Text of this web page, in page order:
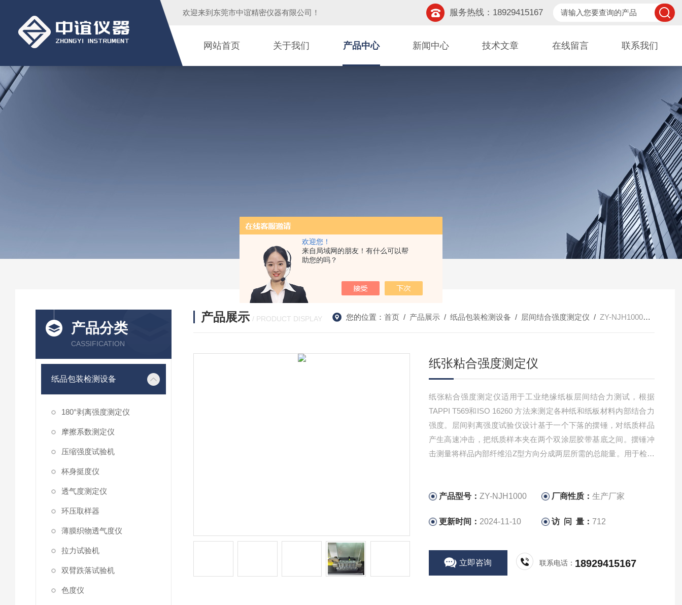
欢迎您！
来自局域网的朋友！有什么可以帮
助您的吗？
欢迎来到 东莞市中谊精密仪器有限公司 ！ 服务热线：18929415167
网站首页 关于我们 产品中心 新闻中心 技术文章 在线留言 联系我们
产品分类
CASSIFICATION
纸品包装检测设备
180°剥离强度测定仪
摩擦系数测定仪
压缩强度试验机
杯身挺度仪
透气度测定仪
环压取样器
薄膜织物透气度仪
拉力试验机
双臂跌落试验机
色度仪
产品展示 / PRODUCT DISPLAY 您的位置： 首页/ 产品展示/ 纸品包装检测设备 / 层间结合强度测定仪 / ZY-NJH1000纸张粘合强度测定仪
纸张粘合强度测定仪
纸张粘合强度测定仪适用于工业绝缘纸板层间结合力测试，​根据
TAPPI T569和ISO 16260 方法来测定各种纸和纸板材料内部结合力
强度。层间剥离强度试验仪设计基于一个下落的摆锤，对纸质样品
产生高速冲击，把纸质样本夹在两个双涂层胶带基底之间。摆锤冲
击测量将样品内部纤维沿Z型方向分成两层所需的总能量。用于检测
产品型号： ZY-NJH1000 厂商性质：生产厂家
更新时间： 2024-11-10 访 问 量： 712
立即咨询 联系电话： 18929415167